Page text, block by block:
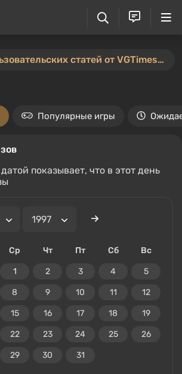
⚡️ Конкурс пользовательских статей от VGTimes продлён — участвуйте тут ⚡️
Популярные игры
показывает, что в этот день
Ср Чт Пт Сб Вс
1 2 3 4 5
8 9 10 11 12
15 16 17 18 19
22 23 24 25 26
29 30 31